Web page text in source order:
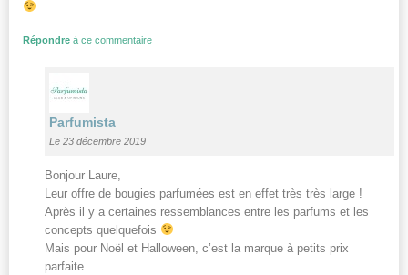
Répondre à ce commentaire
Parfumista
Le 23 décembre 2019
Bonjour Laure,
Leur offre de bougies parfumées est en effet très très large !
Après il y a certaines ressemblances entre les parfums et les
concepts quelquefois
Mais pour Noël et Halloween, c’est la marque à petits prix
parfaite.